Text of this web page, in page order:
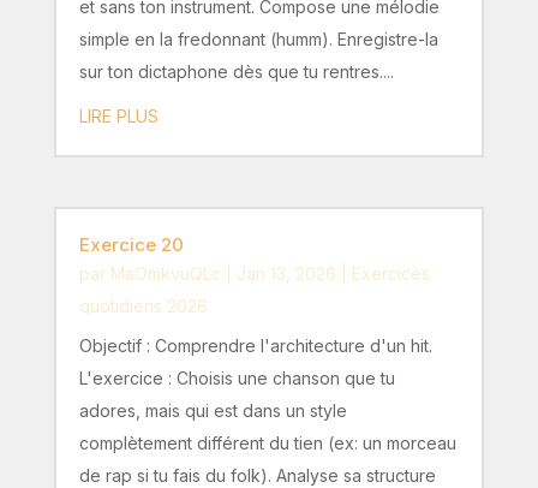
et sans ton instrument. Compose une mélodie
simple en la fredonnant (humm). Enregistre-la
sur ton dictaphone dès que tu rentres....
LIRE PLUS
Exercice 20
par MaOmkvuQLc Jan 13, 2026
Exercices
quotidiens 2026
Objectif : Comprendre l'architecture d'un hit.
L'exercice : Choisis une chanson que tu
adores, mais qui est dans un style
complètement différent du tien (ex: un morceau
de rap si tu fais du folk). Analyse sa structure